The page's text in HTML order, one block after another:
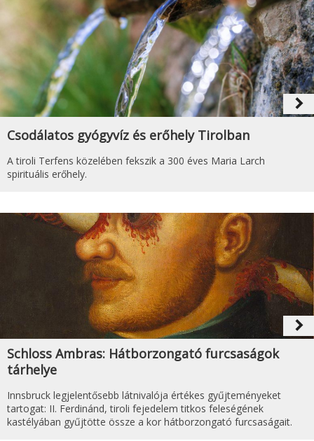
navigate_next
Csodálatos gyógyvíz és erőhely Tirolban
A tiroli Terfens közelében fekszik a 300 éves Maria Larch
spirituális erőhely.
navigate_next
Schloss Ambras: Hátborzongató furcsaságok
tárhelye
Innsbruck legjelentősebb látnivalója értékes gyűjteményeket
tartogat: II. Ferdinánd, tiroli fejedelem titkos feleségének
kastélyában gyűjtötte össze a kor hátborzongató furcsaságait.